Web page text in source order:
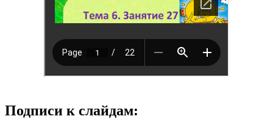
Подписи к слайдам: